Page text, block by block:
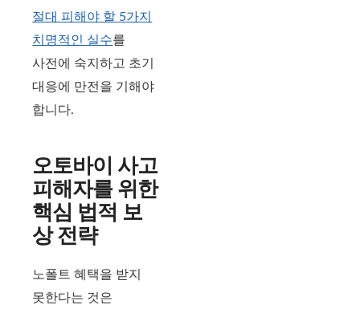
절대 피해야 할 5가지
치명적인 실수를
사전에 숙지하고 초기
대응에 만전을 기해야
합니다.
오토바이 사고
피해자를 위한
핵심 법적 보
상 전략
노폴트 혜택을 받지
못한다는 것은